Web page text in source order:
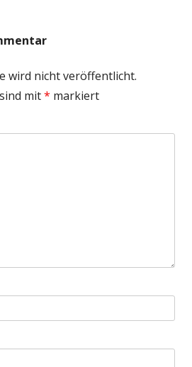
wird nicht veröffentlicht.
mit* markiert